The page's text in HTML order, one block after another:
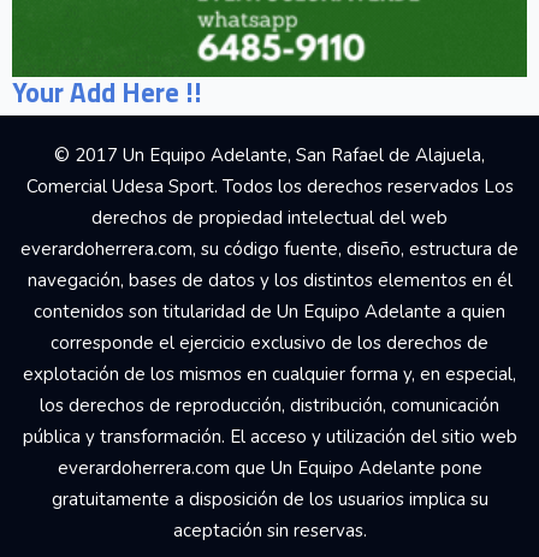
Your Add Here !!
© 2017 Un Equipo Adelante, San Rafael de Alajuela,
Comercial Udesa Sport. Todos los derechos reservados Los
derechos de propiedad intelectual del web
everardoherrera.com, su código fuente, diseño, estructura de
navegación, bases de datos y los distintos elementos en él
contenidos son titularidad de Un Equipo Adelante a quien
corresponde el ejercicio exclusivo de los derechos de
explotación de los mismos en cualquier forma y, en especial,
los derechos de reproducción, distribución, comunicación
pública y transformación. El acceso y utilización del sitio web
everardoherrera.com que Un Equipo Adelante pone
gratuitamente a disposición de los usuarios implica su
aceptación sin reservas.